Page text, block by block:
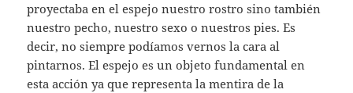
proyectaba en el espejo nuestro rostro sino también
nuestro pecho, nuestro sexo o nuestros pies. Es
decir, no siempre podíamos vernos la cara al
pintarnos. El espejo es un objeto fundamental en
esta acción ya que representa la mentira de la